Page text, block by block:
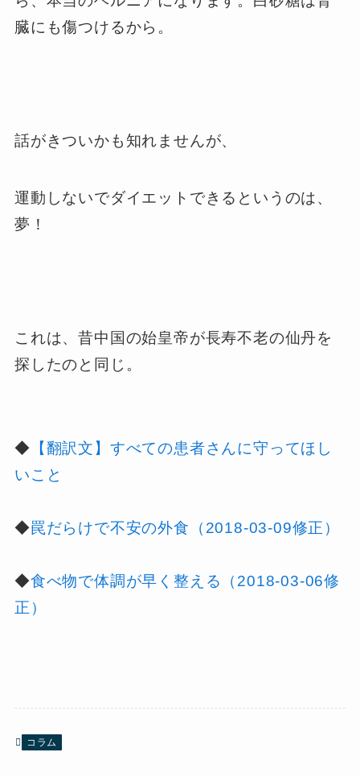
臓にも傷つけるから。
話がきついかも知れませんが、
運動しないでダイエットできるというのは、
夢！
これは、昔中国の始皇帝が長寿不老の仙丹を
探したのと同じ。
◆ 【翻訳文】すべての患者さんに守ってほし
いこと
◆罠だらけで不安の外食（2018-03-09修正）
◆食べ物で体調が早く整える（2018-03-06修
正）
コラム